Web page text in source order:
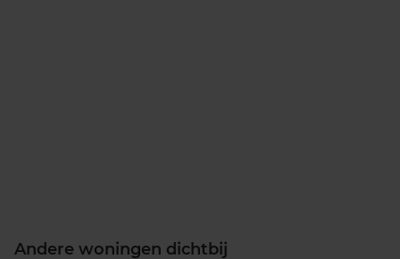
Andere woningen dichtbij